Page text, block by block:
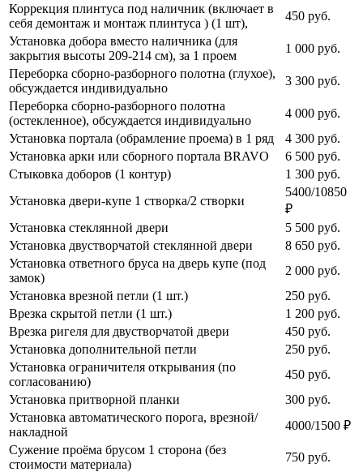
Коррекция плинтуса под наличник (включает в
себя демонтаж и монтаж плинтуса ) (1 шт),
450 руб.
Установка добора вместо наличника (для
закрытия высоты 209-214 см), за 1 проем
1 000 руб.
Переборка сборно-разборного полотна (глухое),
обсуждается индивидуально
3 300 руб.
Переборка сборно-разборного полотна
(остекленное), обсуждается индивидуально
4 000 руб.
Установка портала (обрамление проема) в 1 ряд
4 300 руб.
Установка арки или сборного портала BRAVO
6 500 руб.
Стыковка доборов (1 контур)
1 300 руб.
Установка двери-купе 1 створка/2 створки
5400/10850
₽
Установка стеклянной двери
5 500 руб.
Установка двустворчатой стеклянной двери
8 650 руб.
Установка ответного бруса на дверь купе (под
замок)
2 000 руб.
Установка врезной петли (1 шт.)
250 руб.
Врезка скрытой петли (1 шт.)
1 200 руб.
Врезка ригеля для двустворчатой двери
450 руб.
Установка дополнительной петли
250 руб.
Установка ограничителя открывания (по
согласованию)
450 руб.
Установка притворной планки
300 руб.
Установка автоматического порога, врезной/
накладной
4000/1500 ₽
Сужение проёма брусом 1 сторона (без
стоимости материала)
750 руб.